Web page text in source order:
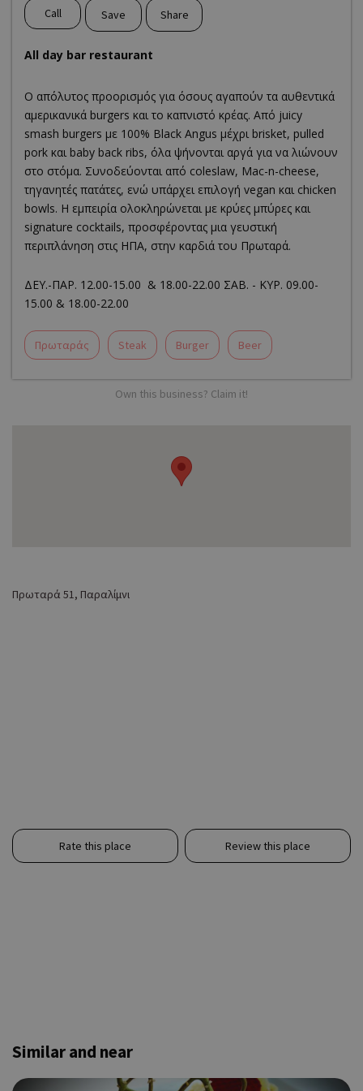
Call Save Share
All day bar restaurant
O απόλυτος προορισμός για όσους αγαπούν τα αυθεντικά
αμερικανικά burgers και το καπνιστό κρέας. Από juicy
smash burgers με 100% Black Angus μέχρι brisket, pulled
pork και baby back ribs, όλα ψήνονται αργά για να λιώνουν
στο στόμα. Συνοδεύονται από coleslaw, Mac-n-cheese,
τηγανητές πατάτες, ενώ υπάρχει επιλογή vegan και chicken
bowls. Η εμπειρία ολοκληρώνεται με κρύες μπύρες και
signature cocktails, προσφέροντας μια γευστική
περιπλάνηση στις ΗΠΑ, στην καρδιά του Πρωταρά.
ΔΕΥ.-ΠΑΡ. 12.00-15.00 & 18.00-22.00 ΣΑΒ. - ΚΥΡ. 09.00-
15.00 & 18.00-22.00
Πρωταράς Steak Burger Beer
Own this business? Claim it!
Πρωταρά 51, Παραλίμνι
Rate this place Review this place
Similar and near